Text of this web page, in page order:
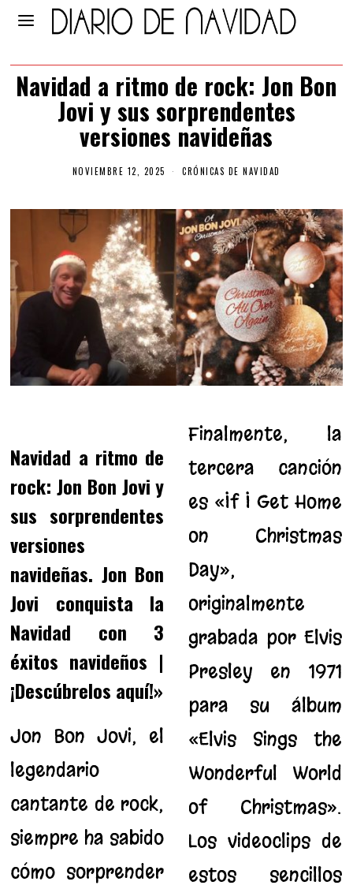
Navidad a ritmo de rock: Jon Bon
Jovi y sus sorprendentes
versiones navideñas
NOVIEMBRE 12, 2025 CRÓNICAS DE NAVIDAD
Navidad a ritmo de
rock: Jon Bon Jovi y
sus sorprendentes
versiones
navideñas. Jon Bon
Jovi conquista la
Navidad con 3
éxitos navideños |
¡Descúbrelos aquí!»
Jon Bon Jovi, el
legendario
cantante de rock,
siempre ha sabido
cómo sorprender
Finalmente, la
tercera canción
es «If I Get Home
on Christmas
Day»,
originalmente
grabada por Elvis
Presley en 1971
para su álbum
«Elvis Sings the
Wonderful World
of Christmas».
Los videoclips de
estos sencillos